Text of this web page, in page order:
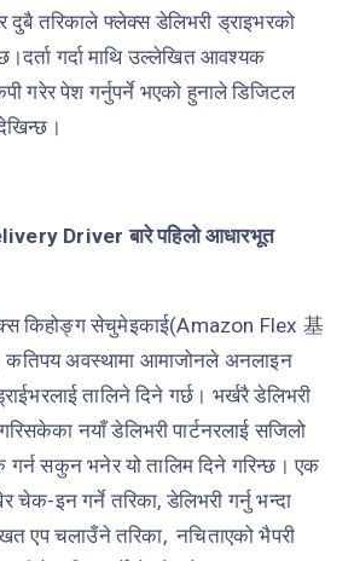
दुबै तरिकाले फ्लेक्स डेलिभरी ड्राइभरको
गर्दा माथि उल्लेखित आवश्यक
गरेर पेश गर्नुपर्ने भएको हुनाले डिजिटल
Driverबारे पहिलो आधारभूत
किहोङ्ग सेचुमेइकाई(Amazon Flex 基
कतिपय अवस्थामा आमाजोनले अनलाइन
तालिने दिने गर्छ। भर्खरै डेलिभरी
नयाँ डेलिभरी पार्टनरलाई सजिलो
सकुन भनेर यो तालिम दिने गरिन्छ। एक
चेक-इन गर्ने तरिका, डेलिभरी गर्नु भन्दा
एप चलाउँने तरिका, नचिताएको भैपरी